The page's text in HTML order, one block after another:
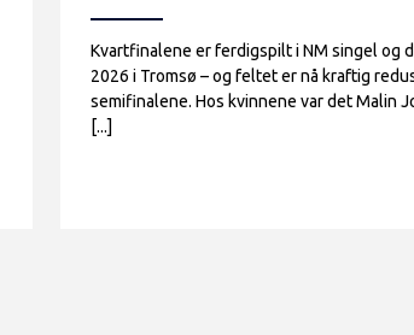
Kvartfinalene er ferdigspilt i NM singel og
2026 i Tromsø – og feltet er nå kraftig
semifinalene. Hos kvinnene var det Malin
[...]